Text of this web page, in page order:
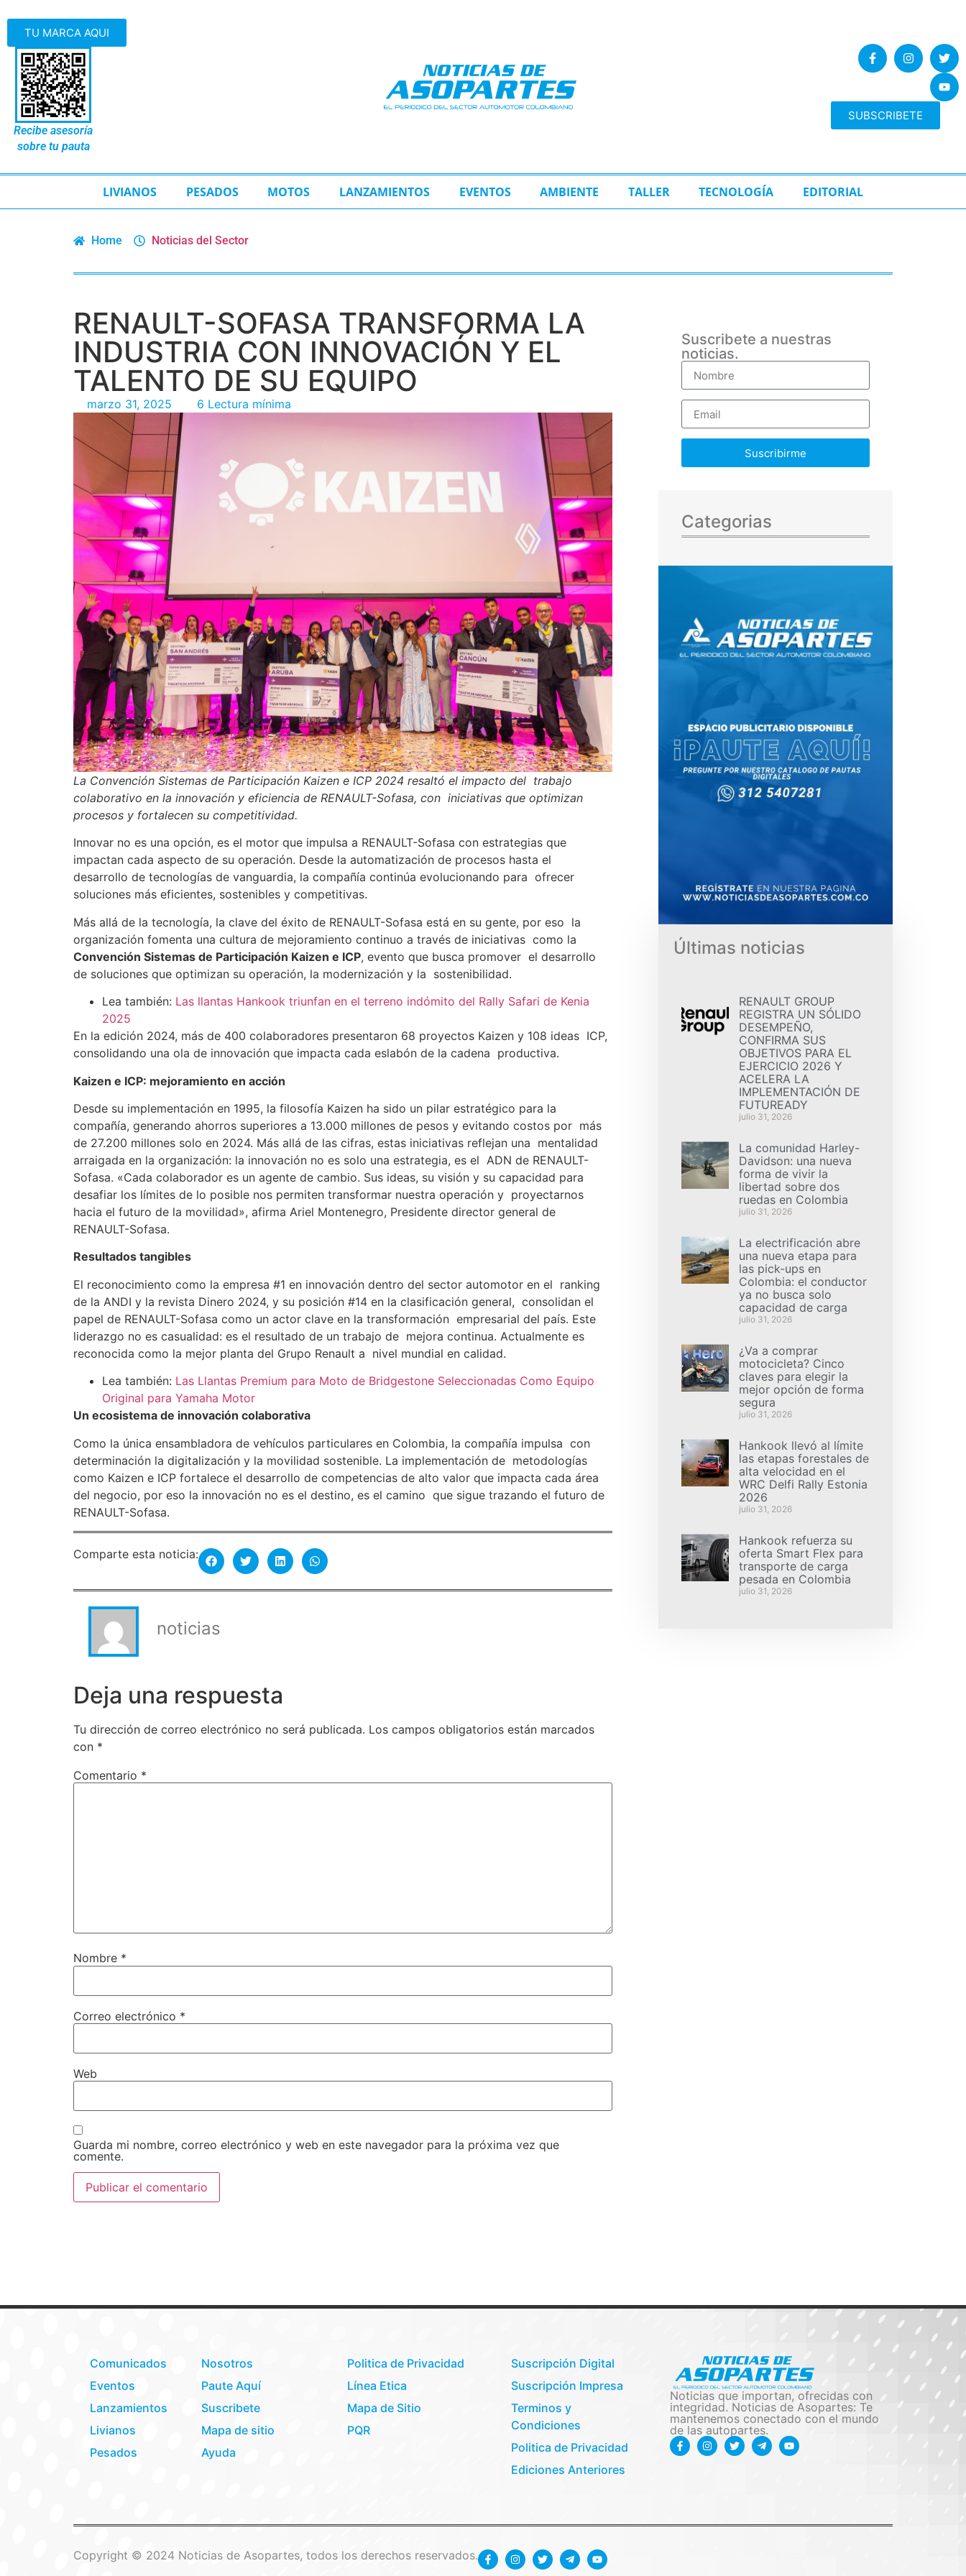
TU MARCA AQUI
Recibe asesoría
sobre tu pauta
SUBSCRIBETE
LIVIANOS PESADOS MOTOS LANZAMIENTOS EVENTOS AMBIENTE TALLER TECNOLOGÍA EDITORIAL
Home Noticias del Sector
RENAULT-SOFASA TRANSFORMA LA
INDUSTRIA CON INNOVACIÓN Y EL
TALENTO DE SU EQUIPO
marzo 31, 2025 6 Lectura mínima
La Convención Sistemas de Participación Kaizen e ICP 2024 resaltó el impacto del trabajo
colaborativo en la innovación y eficiencia de RENAULT-Sofasa, con iniciativas que optimizan
procesos y fortalecen su competitividad.
Innovar no es una opción, es el motor que impulsa a RENAULT-Sofasa con estrategias que
impactan cada aspecto de su operación. Desde la automatización de procesos hasta el
desarrollo de tecnologías de vanguardia, la compañía continúa evolucionando para ofrecer
soluciones más eficientes, sostenibles y competitivas.
Más allá de la tecnología, la clave del éxito de RENAULT-Sofasa está en su gente, por eso la
organización fomenta una cultura de mejoramiento continuo a través de iniciativas como la
Convención Sistemas de Participación Kaizen e ICP, evento que busca promover el desarrollo
de soluciones que optimizan su operación, la modernización y la sostenibilidad.
Lea también: Las llantas Hankook triunfan en el terreno indómito del Rally Safari de Kenia
2025
En la edición 2024, más de 400 colaboradores presentaron 68 proyectos Kaizen y 108 ideas ICP,
consolidando una ola de innovación que impacta cada eslabón de la cadena productiva.
Kaizen e ICP: mejoramiento en acción
Desde su implementación en 1995, la filosofía Kaizen ha sido un pilar estratégico para la
compañía, generando ahorros superiores a 13.000 millones de pesos y evitando costos por más
de 27.200 millones solo en 2024. Más allá de las cifras, estas iniciativas reflejan una mentalidad
arraigada en la organización: la innovación no es solo una estrategia, es el ADN de RENAULT-
Sofasa. «Cada colaborador es un agente de cambio. Sus ideas, su visión y su capacidad para
desafiar los límites de lo posible nos permiten transformar nuestra operación y proyectarnos
hacia el futuro de la movilidad», afirma Ariel Montenegro, Presidente director general de
RENAULT-Sofasa.
Resultados tangibles
El reconocimiento como la empresa #1 en innovación dentro del sector automotor en el ranking
de la ANDI y la revista Dinero 2024, y su posición #14 en la clasificación general, consolidan el
papel de RENAULT-Sofasa como un actor clave en la transformación empresarial del país. Este
liderazgo no es casualidad: es el resultado de un trabajo de mejora continua. Actualmente es
reconocida como la mejor planta del Grupo Renault a nivel mundial en calidad.
Lea también: Las Llantas Premium para Moto de Bridgestone Seleccionadas Como Equipo
Original para Yamaha Motor
Un ecosistema de innovación colaborativa
Como la única ensambladora de vehículos particulares en Colombia, la compañía impulsa con
determinación la digitalización y la movilidad sostenible. La implementación de metodologías
como Kaizen e ICP fortalece el desarrollo de competencias de alto valor que impacta cada área
del negocio, por eso la innovación no es el destino, es el camino que sigue trazando el futuro de
RENAULT-Sofasa.
Comparte esta noticia:
noticias
Deja una respuesta
Tu dirección de correo electrónico no será publicada. Los campos obligatorios están marcados
con *
Comentario *
Nombre *
Correo electrónico *
Web
Guarda mi nombre, correo electrónico y web en este navegador para la próxima vez que
comente.
Suscribete a nuestras
noticias.
Suscribirme
Categorias
Últimas noticias
RENAULT GROUP
REGISTRA UN SÓLIDO
DESEMPEÑO,
CONFIRMA SUS
OBJETIVOS PARA EL
EJERCICIO 2026 Y
ACELERA LA
IMPLEMENTACIÓN DE
FUTUREADY
julio 31, 2026
La comunidad Harley-
Davidson: una nueva
forma de vivir la
libertad sobre dos
ruedas en Colombia
julio 31, 2026
La electrificación abre
una nueva etapa para
las pick-ups en
Colombia: el conductor
ya no busca solo
capacidad de carga
julio 31, 2026
¿Va a comprar
motocicleta? Cinco
claves para elegir la
mejor opción de forma
segura
julio 31, 2026
Hankook llevó al límite
las etapas forestales de
alta velocidad en el
WRC Delfi Rally Estonia
2026
julio 31, 2026
Hankook refuerza su
oferta Smart Flex para
transporte de carga
pesada en Colombia
julio 31, 2026
Comunicados
Eventos
Lanzamientos
Livianos
Pesados
Nosotros
Paute Aquí
Suscribete
Mapa de sitio
Ayuda
Politica de Privacidad
Línea Etica
Mapa de Sitio
PQR
Suscripción Digital
Suscripción Impresa
Terminos y
Condiciones
Politica de Privacidad
Ediciones Anteriores
Noticias que importan, ofrecidas con
integridad. Noticias de Asopartes: Te
mantenemos conectado con el mundo
de las autopartes.
Copyright © 2024 Noticias de Asopartes, todos los derechos reservados.